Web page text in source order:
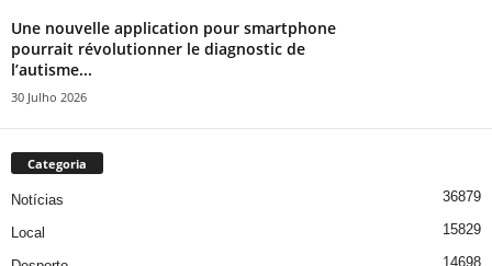
Une nouvelle application pour smartphone
pourrait révolutionner le diagnostic de
l’autisme...
30 Julho 2026
Categoria
Notícias 36879
Local 15829
14698